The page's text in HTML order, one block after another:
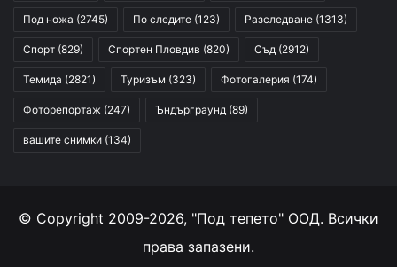
Под ножа (2745) По следите (123) Разследване (1313)
Спорт (829) Спортен Пловдив (820) Съд (2912)
Темида (2821) Туризъм (323) Фотогалерия (174)
Фоторепортаж (247) Ъндърграунд (89)
вашите снимки (134)
© Copyright 2009-2026, "Под тепето" ООД. Всички
права запазени.